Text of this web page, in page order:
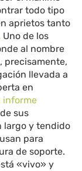
todo tipo
aprietos tanto
Uno de los
al nombre
precisamente,
llevada a
en
informe
sus
largo y tendido
para
de soporte.
«vivo» y